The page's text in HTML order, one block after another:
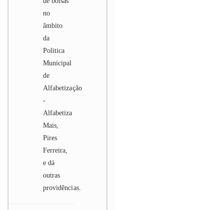
no
âmbito
da
Politica
Municipal
de
Alfabetização
-
Alfabetiza
Mais,
Pires
Ferreira,
e dá
outras
providências.